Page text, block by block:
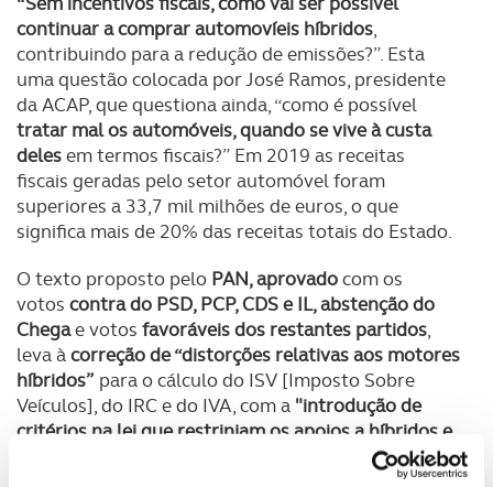
continuar a comprar automovíeis híbridos,
contribuindo para a redução de emissões?”. Esta
uma questão colocada por José Ramos, presidente
da ACAP, que questiona ainda, “como é possível
tratar mal os automóveis, quando se vive à custa
delesem termos fiscais?” Em 2019 as receitas
fiscais geradas pelo setor automóvel foram
superiores a 33,7 mil milhões de euros, o que
significa mais de 20% das receitas totais do Estado.
O texto proposto pelo PAN, aprovadocom os
votos contra do PSD, PCP, CDS e IL, abstenção do
Chegae votos favoráveis dos restantes partidos,
leva àcorreção de “distorções relativas aos motores
híbridos” para o cálculo do ISV [Imposto Sobre
Veículos], do IRC e do IVA, com a "introdução de
critérios na lei que restrinjam os apoios a híbridos e